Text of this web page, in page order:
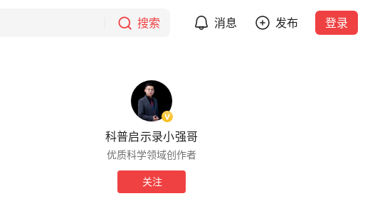
搜索 消息 发布 登录
科普启示录小强哥
优质科学领域创作者
关注